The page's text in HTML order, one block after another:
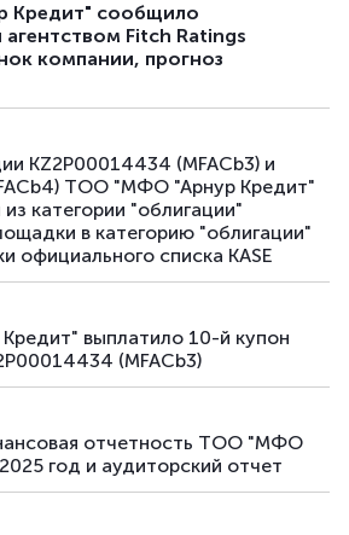
сообщило
Fitch Ratings
компании, прогноз
KZ2P00014434 (MFACb3) и
ТОО "МФО "Арнур Кредит"
категории "облигации"
в категорию "облигации"
официального списка KASE
выплатило 10-й купон
(MFACb3)
отчетность ТОО "МФО
год и аудиторский отчет